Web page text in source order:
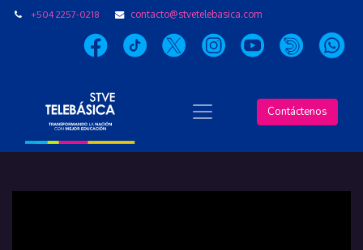
+504 2257-0218 contacto@stvetelebasica.com
Contáctenos